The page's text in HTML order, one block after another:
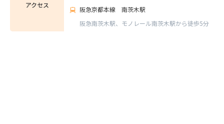
アクセス
阪急京都本線 南茨木駅
阪急南茨木駅、モノレール南茨木駅から徒歩5分